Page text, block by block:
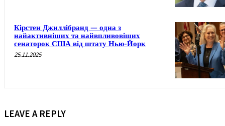
Кірстен Джиллібранд — одна з
найактивніших та найвпливовіших
сенаторок США від штату Нью-Йорк
25.11.2025
LEAVE A REPLY